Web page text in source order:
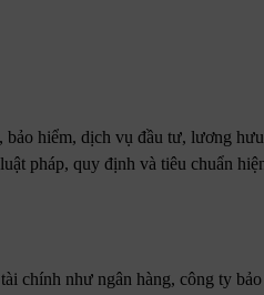
hiểm, dịch vụ đầu tư, lương
pháp, quy định và tiêu chuẩn
chính như ngân hàng, công ty